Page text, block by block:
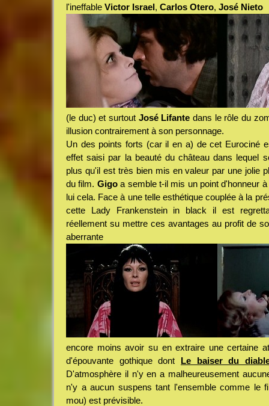
l'ineffable Victor Israel, Carlos Otero, José Nieto
(le duc) et surtout José Lifante dans le rôle du
illusion contrairement à son personnage.
Un des points forts (car il en a) de cet Eurociné
effet saisi par la beauté du château dans lequel
plus qu'il est très bien mis en valeur par une jolie
du film. Gigoa semble t-il mis un point d'honneur
lui cela. Face à une telle esthétique couplée à la
cette Lady Frankenstein in black il est
réellement su mettre ces avantages au profit de
aberrante
encore moins avoir su en extraire une certaine
d'épouvante gothique dont Le baiser du
D'atmosphère il n'y en a malheureusement
n'y a aucun suspens tant l'ensemble comme le
mou) est prévisible.